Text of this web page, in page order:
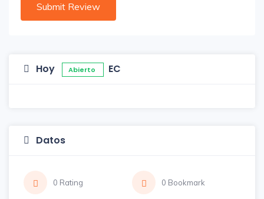
Hoy Abierto EC
Datos
0 Rating 0 Bookmark